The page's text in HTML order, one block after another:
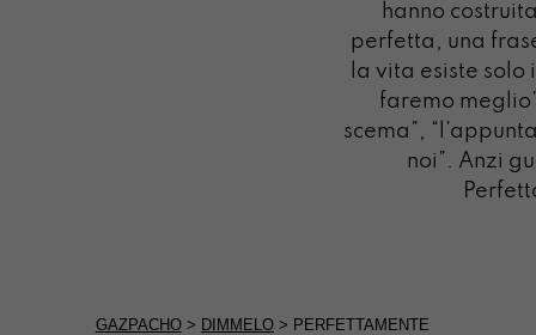
hanno
perfetta, una
la vita esiste solo
faremo
scema”,
noi”. Anzi
GAZPACHO> DIMMELO> PERFETTAMENTE